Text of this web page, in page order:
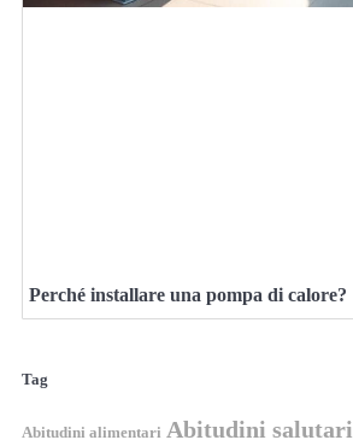
Perché installare una pompa di calore?
Tag
Abitudini alimentari Abitudini salutari